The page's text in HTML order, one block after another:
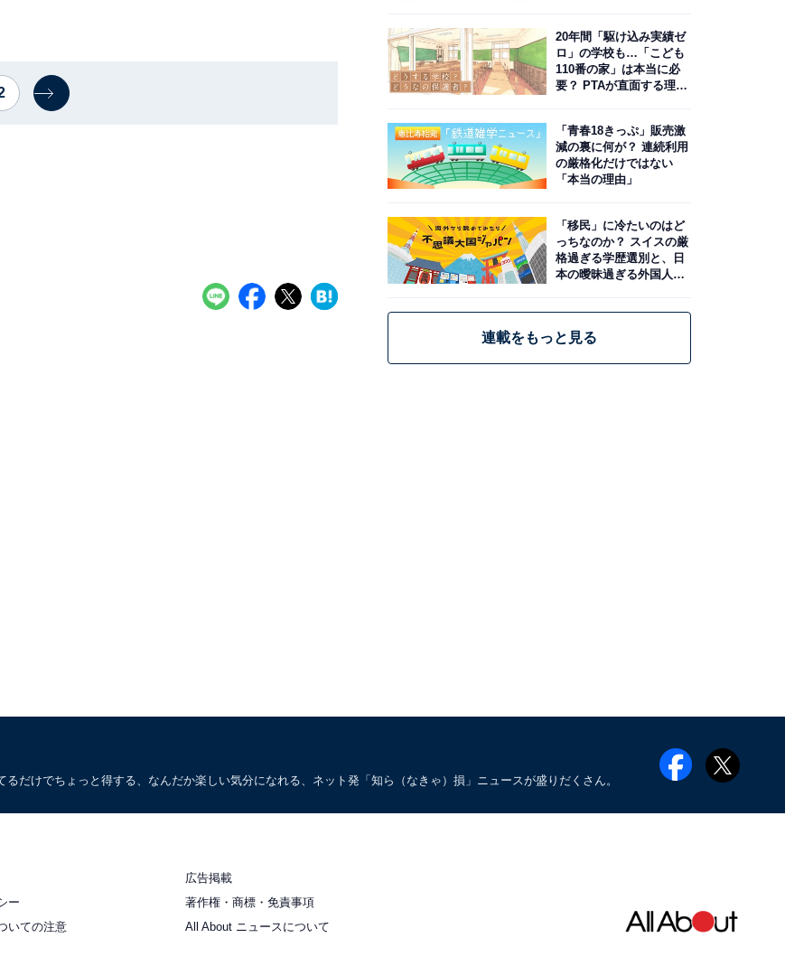
20年間「駆け込み実績ゼ
ロ」の学校も…「こども
110番の家」は本当に必
要？ PTAが直面する理想
「青春18きっぷ」販売激
減の裏に何が？ 連続利用
の厳格化だけではない
「本当の理由」
「移民」に冷たいのはど
っちなのか？ スイスの厳
格過ぎる学歴選別と、日
本の曖昧過ぎる外国人政
連載をもっと見る
だけでちょっと得する、なんだか楽しい気分になれる、ネット発「知ら（なきゃ）損」ニュースが盛りだくさん。
広告掲載
ー
著作権・商標・免責事項
いての注意
All About ニュースについて